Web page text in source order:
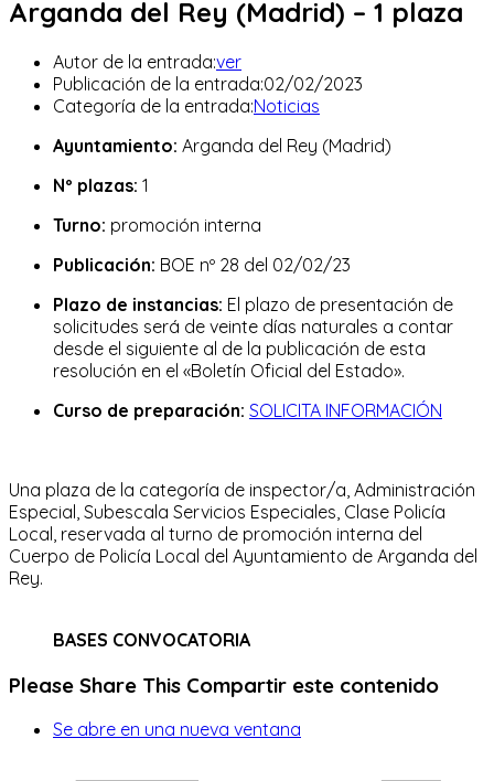
Arganda del Rey (Madrid) – 1 plaza
Autor de la entrada:ver
Publicación de la entrada:02/02/2023
Categoría de la entrada:Noticias
Ayuntamiento: Arganda del Rey (Madrid)
Nº plazas: 1
Turno: promoción interna
Publicación: BOE nº 28 del 02/02/23
Plazo de instancias: El plazo de presentación de
solicitudes será de veinte días naturales a contar
desde el siguiente al de la publicación de esta
resolución en el «Boletín Oficial del Estado».
Curso de preparación: SOLICITA INFORMACIÓN
Una plaza de la categoría de inspector/a, Administración
Especial, Subescala Servicios Especiales, Clase Policía
Local, reservada al turno de promoción interna del
Cuerpo de Policía Local del Ayuntamiento de Arganda del
Rey.
BASES CONVOCATORIA
Please Share This Compartir este contenido
Se abre en una nueva ventana